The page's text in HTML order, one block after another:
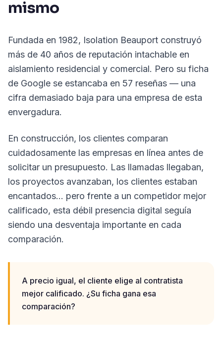
mismo
Fundada en 1982, Isolation Beauport construyó
más de 40 años de reputación intachable en
aislamiento residencial y comercial. Pero su ficha
de Google se estancaba en 57 reseñas — una
cifra demasiado baja para una empresa de esta
envergadura.
En construcción, los clientes comparan
cuidadosamente las empresas en línea antes de
solicitar un presupuesto. Las llamadas llegaban,
los proyectos avanzaban, los clientes estaban
encantados… pero frente a un competidor mejor
calificado, esta débil presencia digital seguía
siendo una desventaja importante en cada
comparación.
A precio igual, el cliente elige al contratista
mejor calificado. ¿Su ficha gana esa
comparación?